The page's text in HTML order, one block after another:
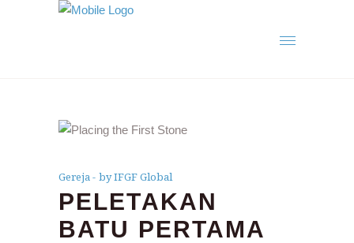
Gereja by IFGF Global
PELETAKAN
BATU PERTAMA